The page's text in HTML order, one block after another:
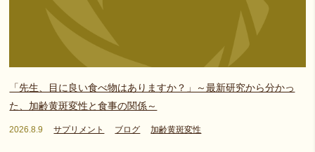
「先生、目に良い食べ物はありますか？」～最新研究から分かっ
た、加齢黄斑変性と食事の関係～
2026.8.9 サプリメント ブログ 加齢黄斑変性